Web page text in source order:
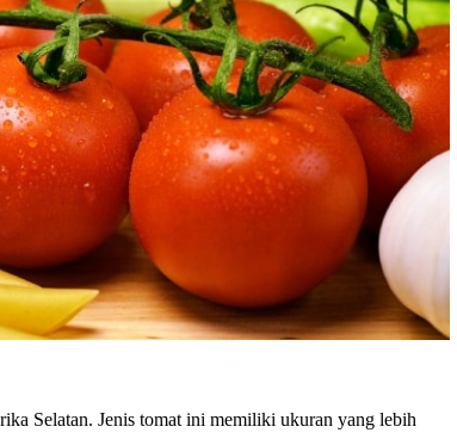
Selatan. Jenis tomat ini memiliki ukuran yang lebih